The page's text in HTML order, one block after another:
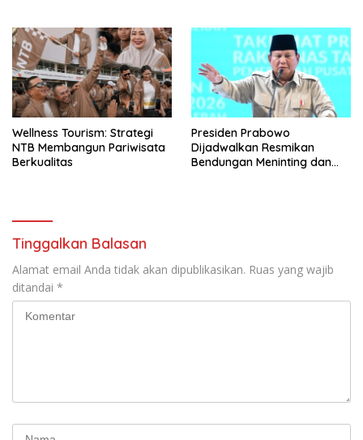
Wellness Tourism: Strategi
NTB Membangun Pariwisata
Berkualitas
Presiden Prabowo
Dijadwalkan Resmikan
Bendungan Meninting dan
Tinggalkan Balasan
Alamat email Anda tidak akan dipublikasikan. Ruas yang wajib
ditandai *